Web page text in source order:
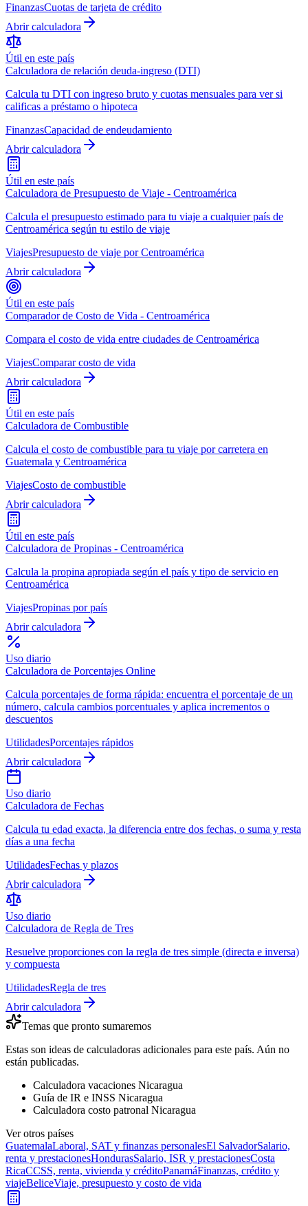
FinanzasCuotas de tarjeta de crédito
Abrir calculadora
Útil en este país
Calculadora de relación deuda-ingreso (DTI)
Calcula tu DTI con ingreso bruto y cuotas mensuales para ver si
calificas a préstamo o hipoteca
FinanzasCapacidad de endeudamiento
Abrir calculadora
Útil en este país
Calculadora de Presupuesto de Viaje - Centroamérica
Calcula el presupuesto estimado para tu viaje a cualquier país de
Centroamérica según tu estilo de viaje
ViajesPresupuesto de viaje por Centroamérica
Abrir calculadora
Útil en este país
Comparador de Costo de Vida - Centroamérica
Compara el costo de vida entre ciudades de Centroamérica
ViajesComparar costo de vida
Abrir calculadora
Útil en este país
Calculadora de Combustible
Calcula el costo de combustible para tu viaje por carretera en
Guatemala y Centroamérica
ViajesCosto de combustible
Abrir calculadora
Útil en este país
Calculadora de Propinas - Centroamérica
Calcula la propina apropiada según el país y tipo de servicio en
Centroamérica
ViajesPropinas por país
Abrir calculadora
Uso diario
Calculadora de Porcentajes Online
Calcula porcentajes de forma rápida: encuentra el porcentaje de un
número, calcula cambios porcentuales y aplica incrementos o
descuentos
UtilidadesPorcentajes rápidos
Abrir calculadora
Uso diario
Calculadora de Fechas
Calcula tu edad exacta, la diferencia entre dos fechas, o suma y resta
días a una fecha
UtilidadesFechas y plazos
Abrir calculadora
Uso diario
Calculadora de Regla de Tres
Resuelve proporciones con la regla de tres simple (directa e inversa)
y compuesta
UtilidadesRegla de tres
Abrir calculadora
Temas que pronto sumaremos
Estas son ideas de calculadoras adicionales para este país. Aún no
están publicadas.
Calculadora vacaciones Nicaragua
Guía de IR e INSS Nicaragua
Calculadora costo patronal Nicaragua
Ver otros países
GuatemalaLaboral, SAT y finanzas personalesEl SalvadorSalario,
renta y prestacionesHondurasSalario, ISR y prestacionesCosta
RicaCCSS, renta, vivienda y créditoPanamáFinanzas, crédito y
viajeBeliceViaje, presupuesto y costo de vida